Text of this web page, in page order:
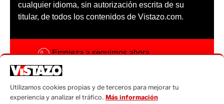
cualquier idioma, sin autorización escrita de su
titular, de todos los contenidos de Vistazo.com.
Empieza a seguirnos ahora
Código ética
Utilizamos cookies propias y de terceros para mejorar tu
experiencia y analizar el tráfico. Más información